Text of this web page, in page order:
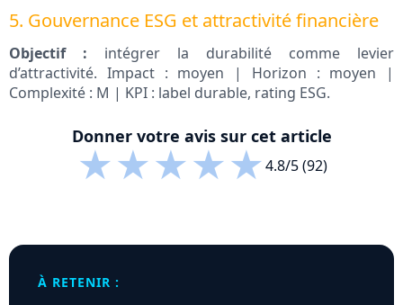
5. Gouvernance ESG et attractivité financière
Objectif : intégrer la durabilité comme levier
d’attractivité. Impact : moyen | Horizon : moyen |
Complexité : M | KPI : label durable, rating ESG.
Donner votre avis sur cet article
★★★★★4.8/5 (92)
À RETENIR :